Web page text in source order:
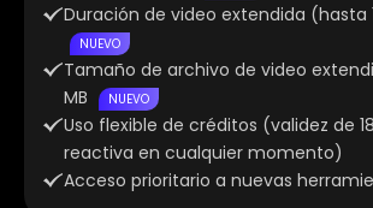
Duración de video extendida (hasta
NUEVO
Tamaño de archivo de video
MB
NUEVO
Uso flexible de créditos (validez de
reactiva en cualquier momento)
Acceso prioritario a nuevas